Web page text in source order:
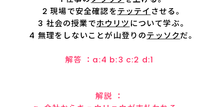
2 現場で安全確認をテッテイ させる。
3 社会の授業でホウリツ について学ぶ。
4 無理をしないことが山登りのテッソクだ。
解答 ：a:4 b:3 c:2 d:1
解説 ：